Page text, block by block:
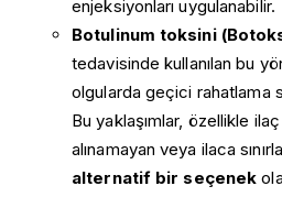
enjeksiyonları uygulanabilir.
Botulinum toksini
tedavisinde kullanılan bu
olgularda geçici rahatlama
Bu yaklaşımlar, özellikle ilaç
alınamayan veya ilaca
alternatif bir seçenek